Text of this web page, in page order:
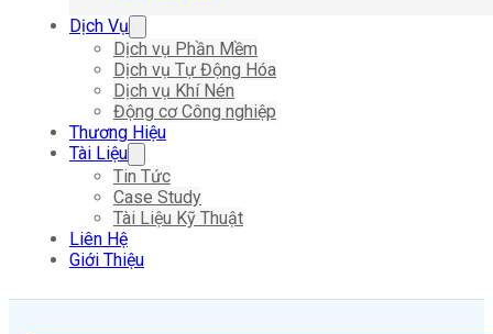
Dịch Vụ
Dịch vụ Phần Mềm
Dịch vụ Tự Động Hóa
Dịch vụ Khí Nén
Động cơ Công nghiệp
Thương Hiệu
Tài Liệu
Tin Tức
Case Study
Tài Liệu Kỹ Thuật
Liên Hệ
Giới Thiệu